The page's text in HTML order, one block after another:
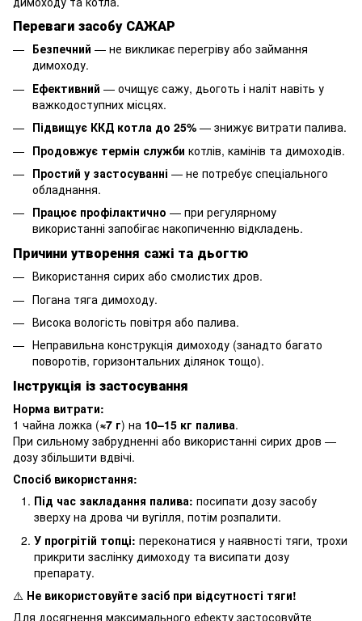
Переваги засобу САЖАР
Безпечний — не викликає перегріву або займання
димоходу.
Ефективний — очищує сажу, дьоготь і наліт навіть у
важкодоступних місцях.
Підвищує ККД котла до 25% — знижує витрати палива.
Продовжує термін служби котлів, камінів та димоходів.
Простий у застосуванні — не потребує спеціального
обладнання.
Працює профілактично — при регулярному
використанні запобігає накопиченню відкладень.
Причини утворення сажі та дьогтю
Використання сирих або смолистих дров.
Погана тяга димоходу.
Висока вологість повітря або палива.
Неправильна конструкція димоходу (занадто багато
поворотів, горизонтальних ділянок тощо).
Інструкція із застосування
Норма витрати:
1 чайна ложка (≈7 г) на 10–15 кг палива.
При сильному забрудненні або використанні сирих дров —
дозу збільшити вдвічі.
Спосіб використання:
Під час закладання палива: посипати дозу засобу
зверху на дрова чи вугілля, потім розпалити.
У прогрітій топці: переконатися у наявності тяги, трохи
прикрити заслінку димоходу та висипати дозу
препарату.
⚠️ Не використовуйте засіб при відсутності тяги!
Для досягнення максимального ефекту застосовуйте